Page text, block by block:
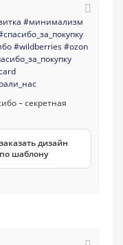
#минимализм
#wildberries#ozon
заказать дизайн
по шаблону